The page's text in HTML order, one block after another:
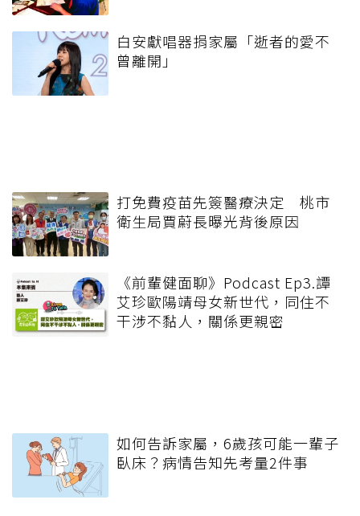
白安獻唱器捐家屬「逝者的愛不
曾離開」
打免費疫苗先簽醫療決定 桃市
衛生局賈蔚長曝光背後原因
《前輩健面聊》Podcast Ep3.譚
艾珍歐陽靖母女新世代，同住不
干涉不黏人，關係更親密
如何告訴家屬，6歲孩可能一輩子
臥床？病情告知先考量2件事